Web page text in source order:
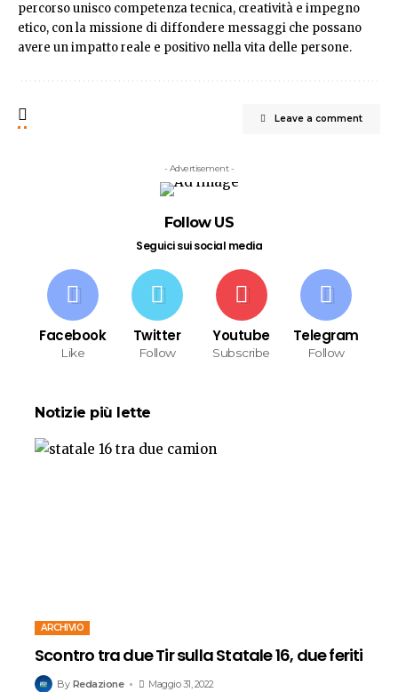
percorso unisco competenza tecnica, creatività e impegno
etico, con la missione di diffondere messaggi che possano
avere un impatto reale e positivo nella vita delle persone.
Leave a comment
- Advertisement -
Follow US
Seguici sui social media
Facebook
Like
Twitter
Follow
Youtube
Subscribe
Telegram
Follow
Notizie più lette
ARCHIVIO
Scontro tra due Tir sulla Statale 16, due feriti
By Redazione Maggio 31, 2022